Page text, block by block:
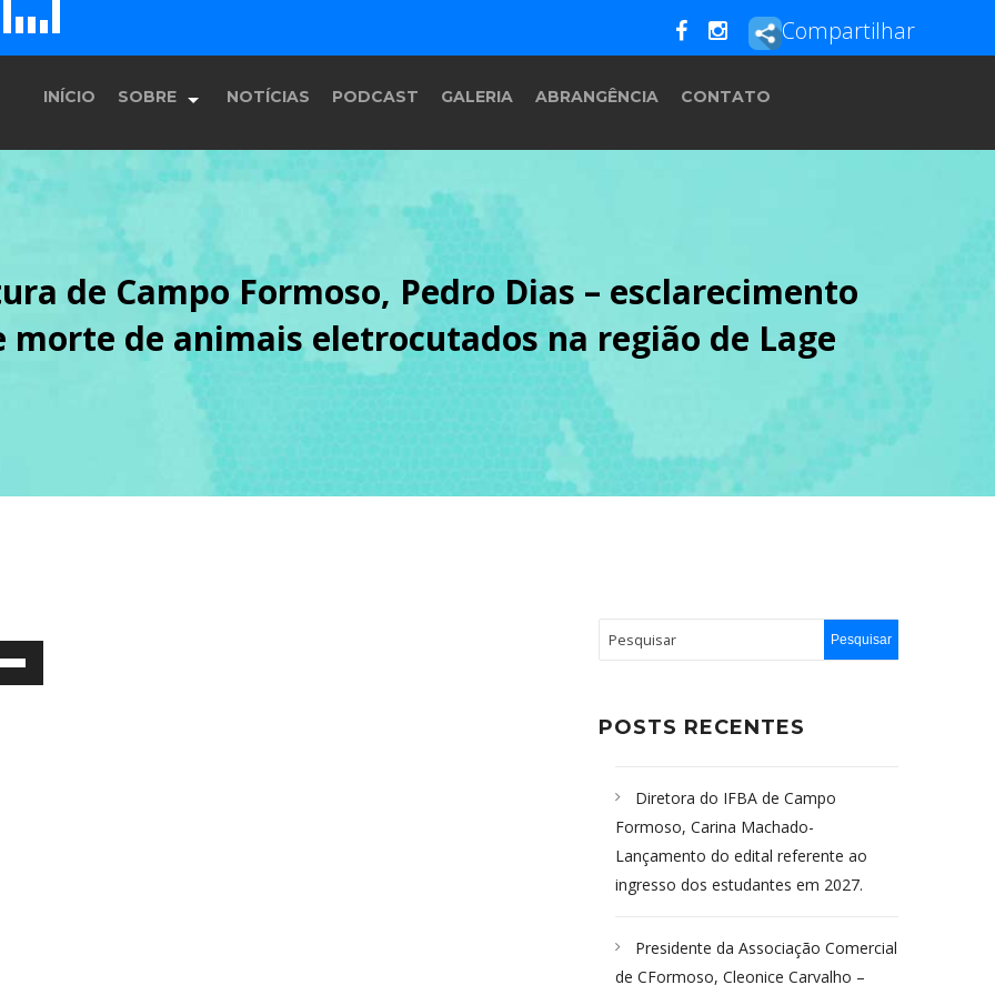
G Compartilhar
INÍCIO SOBRE
História
Equipe
Programação
NOTÍCIAS PODCAST GALERIA ABRANGÊNCIA CONTATO
de Campo Formoso, Pedro Dias – esclarecimento
morte de animais eletrocutados na região de Lage
POSTS RECENTES
Diretora do IFBA de Campo
Formoso, Carina Machado-
Lançamento do edital referente ao
ingresso dos estudantes em 2027.
Presidente da Associação Comercial
de CFormoso, Cleonice Carvalho –